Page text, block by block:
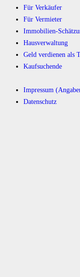
Für Verkäufer
Für Vermieter
Immobilien-
Hausverwaltung
Geld verdienen als
Kaufsuchende
Impressum
Datenschutz